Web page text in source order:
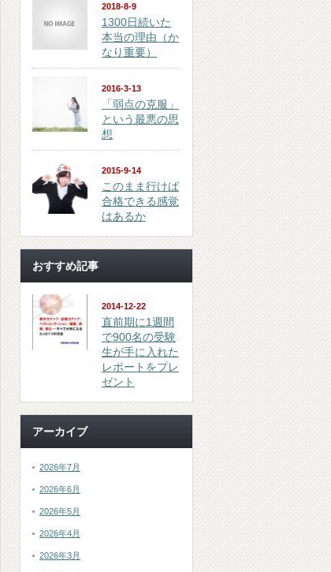
2018-8-9
1300日続いた
本当の理由（か
なり重要）
2016-3-13
「弱点の克服」
という最悪の思
想
2015-9-14
このまま行けば
合格できる感覚
はあるか
おすすめ記事
2014-12-22
直前期に1週間
で900名の受験
生が手に入れた
レポートをプレ
ゼント
アーカイブ
2026年7月
2026年6月
2026年5月
2026年4月
2026年3月